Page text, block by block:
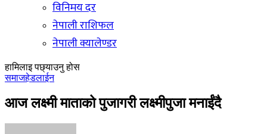
विनिमय दर
नेपाली राशिफल
नेपाली क्यालेण्डर
हामिलाइ पछ्याउनु होस
समाजहेडलाईन
आज लक्ष्मी माताको पुजागरी लक्ष्मीपुजा मनाईंदै